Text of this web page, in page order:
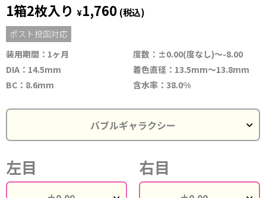
1箱2枚入り ¥1,760 (税込)
ポスト投函対応
装用期間：1ヶ月
度数：±0.00(度なし)～-8.00
DIA：14.5mm
着色直径：13.5mm～13.8mm
BC：8.6mm
含水率：38.0%
左目 右目